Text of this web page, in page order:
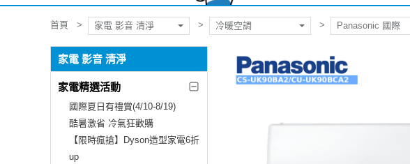
首頁 家電 影音 清淨 冷暖空調 Panasonic 國際
家電 影音 清淨
家電精選活動
國際夏日有禮賞(4/10-8/19)
酷暑激省 冷氣狂歡購
【限時瘋搶】Dyson造型家電6折
up